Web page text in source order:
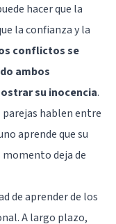
hacer que la
la confianza y la
conflictos se
ambos
su inocencia.
hablen entre
aprende que su
momento deja de
de aprender de los
A largo plazo,